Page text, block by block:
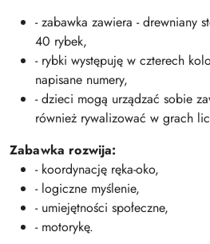
- zabawka zawiera - drewniany
40 rybek,
- rybki występuję w czterech
napisane numery,
- dzieci mogą urządzać sobie
również rywalizować w grach
Zabawka rozwija:
- koordynację ręka-oko,
- logiczne myślenie,
- umiejętności społeczne,
- motorykę.